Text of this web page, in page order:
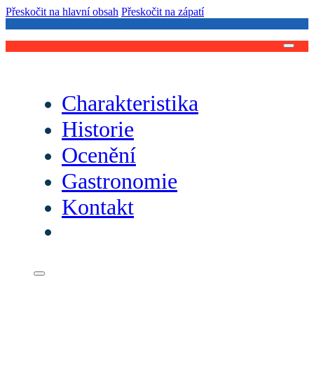
Přeskočit na hlavní obsah Přeskočit na zápatí
Charakteristika
Historie
Ocenění
Gastronomie
Kontakt